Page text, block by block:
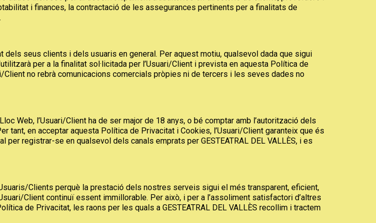
i finances, la contractació de les assegurances pertinents per a finalitats de
dels seus clients i dels usuaris en general. Per aquest motiu, qualsevol dada que sigui
per a la finalitat sol·licitada per l’Usuari/Client i prevista en aquesta Política de
no rebrà comunicacions comercials pròpies ni de tercers i les seves dades no
Web, l’Usuari/Client ha de ser major de 18 anys, o bé comptar amb l’autorització dels
en acceptar aquesta Política de Privacitat i Cookies, l’Usuari/Client garanteix que és
per registrar-se en qualsevol dels canals emprats per GESTEATRAL DEL VALLÈS, i es
Clients perquè la prestació dels nostres serveis sigui el més transparent, eficient,
Client continuï essent immillorable. Per això, i per a l’assoliment satisfactori d’altres
de Privacitat, les raons per les quals a GESTEATRAL DEL VALLÈS recollim i tractem